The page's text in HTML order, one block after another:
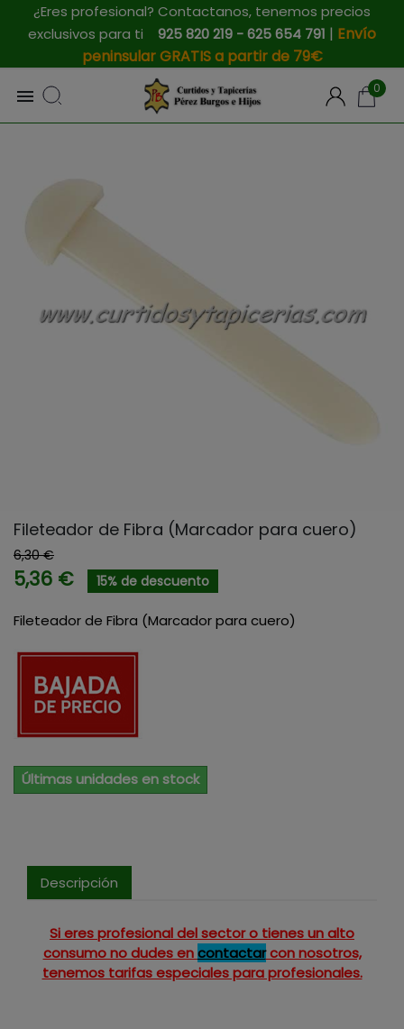
¿Eres profesional? Contactanos, tenemos precios
exclusivos para ti 925 820 219 - 625 654 791 | Envío
peninsular GRATIS a partir de 79€
 0
Fileteador de Fibra (Marcador para cuero)
6,30 €
5,36 € 15% de descuento
Fileteador de Fibra (Marcador para cuero)
Últimas unidades en stock
Descripción
Si eres profesional del sector o tienes un alto
consumo no dudes encontactarcon nosotros,
tenemos tarifas especiales para profesionales.